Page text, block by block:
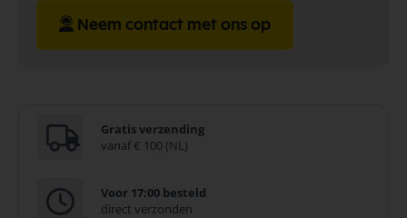
Neem contact met ons op
Gratis verzending
vanaf € 100 (NL)
Voor 17:00 besteld
direct verzonden